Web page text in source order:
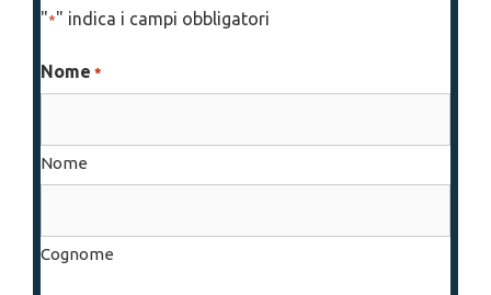
"*" indica i campi obbligatori
Nome *
Nome
Cognome